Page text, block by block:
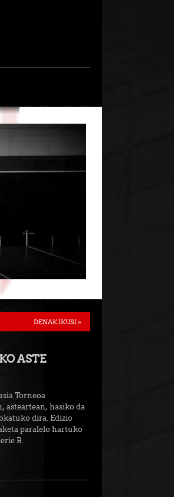
DENAK IKUSI »
ASTE
Torneoa
asteartean, hasiko da
dira. Edizio
paralelo hartuko
B.